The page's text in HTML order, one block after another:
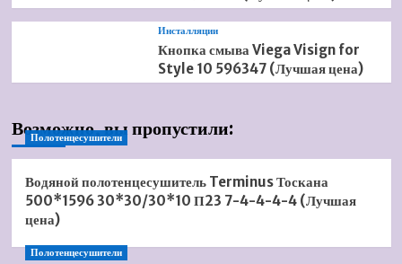
Инсталляции
Кнопка смыва Viega Visign for
Style 10 596347 (Лучшая цена)
Возможно, вы пропустили:
Полотенцесушители
Водяной полотенцесушитель Terminus Тоскана
500*1596 30*30/30*10 П23 7-4-4-4-4 (Лучшая
цена)
Полотенцесушители